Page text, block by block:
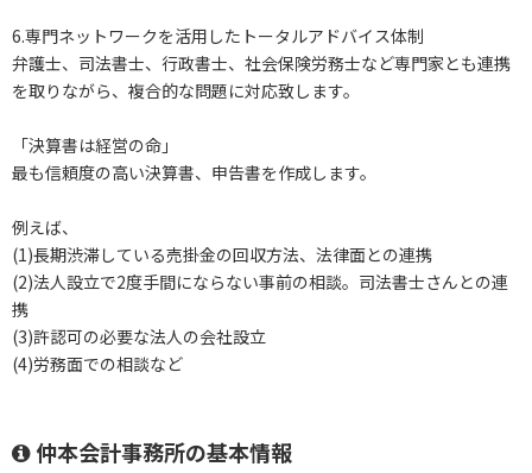
6.専門ネットワークを活用したトータルアドバイス体制
弁護士、司法書士、行政書士、社会保険労務士など専門家とも連携
を取りながら、複合的な問題に対応致します。
「決算書は経営の命」
最も信頼度の高い決算書、申告書を作成します。
例えば、
(1)長期渋滞している売掛金の回収方法、法律面との連携
(2)法人設立で2度手間にならない事前の相談。司法書士さんとの連
携
(3)許認可の必要な法人の会社設立
(4)労務面での相談など
仲本会計事務所の基本情報